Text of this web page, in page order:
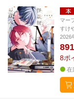
マー
すけ
2026
891
8ポ
在